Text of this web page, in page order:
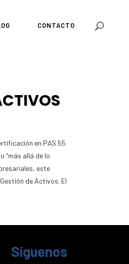
CONTACTO
en PAS 55
“más allá de lo
este
de Activos. El
Síguenos